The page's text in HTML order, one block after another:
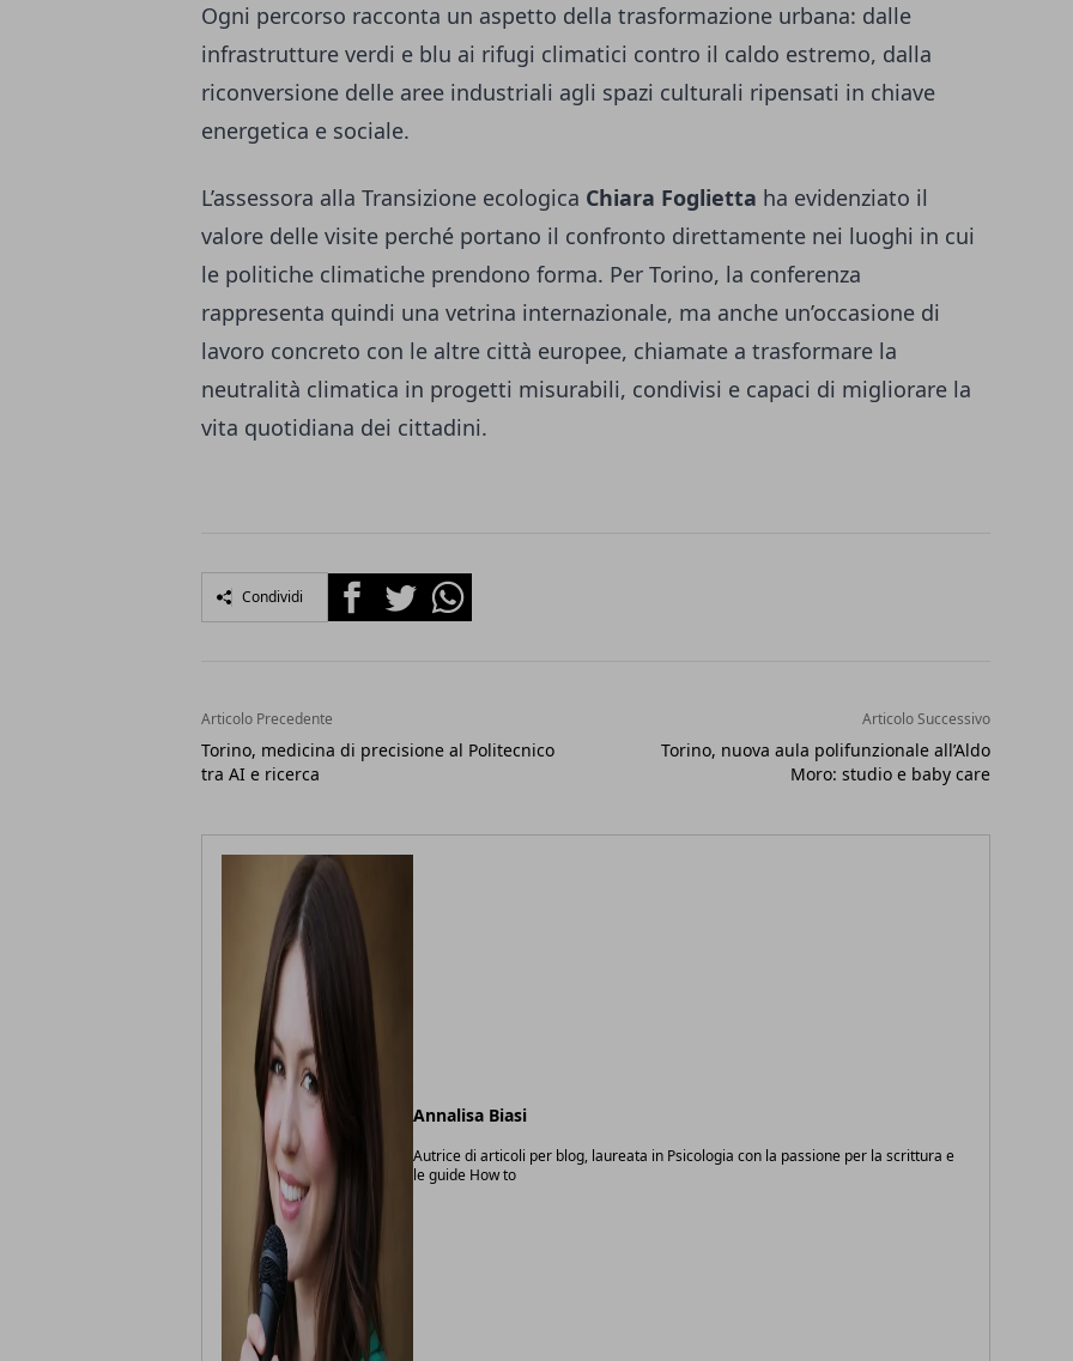
Ogni percorso racconta un aspetto della trasformazione urbana: dalle
infrastrutture verdi e blu ai rifugi climatici contro il caldo estremo, dalla
riconversione delle aree industriali agli spazi culturali ripensati in chiave
energetica e sociale.
L’assessora alla Transizione ecologica Chiara Foglietta ha evidenziato il
valore delle visite perché portano il confronto direttamente nei luoghi in cui
le politiche climatiche prendono forma. Per Torino, la conferenza
rappresenta quindi una vetrina internazionale, ma anche un’occasione di
lavoro concreto con le altre città europee, chiamate a trasformare la
neutralità climatica in progetti misurabili, condivisi e capaci di migliorare la
vita quotidiana dei cittadini.
Condividi FacebookTwitterWhatsapp
Articolo Precedente
Torino, medicina di precisione al Politecnico
tra AI e ricerca
Articolo Successivo
Torino, nuova aula polifunzionale all’Aldo
Moro: studio e baby care
Annalisa Biasi
Autrice di articoli per blog, laureata in Psicologia con la passione per la scrittura e
le guide How to